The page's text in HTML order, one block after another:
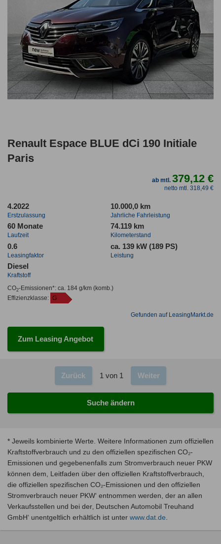
Renault Espace BLUE dCi 190 Initiale
Paris
ab mtl.379,12 €
netto mtl. 318,49 €
4.2022
Erstzulassung
10.000,0 km
Jahrliche Fahrleistung
60 Monate
Laufzeit
74.119 km
Kilometerstand
0.6
Leasingfaktor
ca. 139 kW (189 PS)
Leistung
Diesel
Kraftstoff
CO2-Emissionen*: ca. 184 g/km(komb.)
Effizienzklasse: G
Gefunden auf LeasingMarkt.de
Zum Leasing Angebot
Zurück 1 von 1 Weiter
Suche ändern
* Jeweils kombinierte Werte. Weitere Informationen zum offiziellen
Kraftstoffverbrauch und zu den offiziellen spezifischen CO₂-
Emissionen und gegebenenfalls zum Stromverbrauch neuer PKW
können dem, Leitfaden über den offiziellen Kraftstoffverbrauch,
die offiziellen spezifischen CO₂-Emissionen und den offiziellen
Stromverbrauch neuer PKW‘ entnommen werden, der an allen
Verkaufsstellen und bei der‚ Deutschen Automobil Treuhand
GmbH‘ unentgeltlich erhältlich ist unter www.dat.de